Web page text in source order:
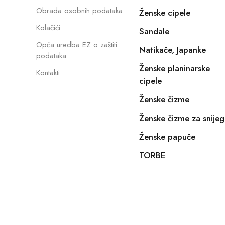
Obrada osobnih podataka
Kolačići
Opća uredba EZ o zaštiti
podataka
Kontakti
Ženske cipele
Sandale
Natikače, Japanke
Ženske planinarske
cipele
Ženske čizme
Ženske čizme za snijeg
Ženske papuče
TORBE